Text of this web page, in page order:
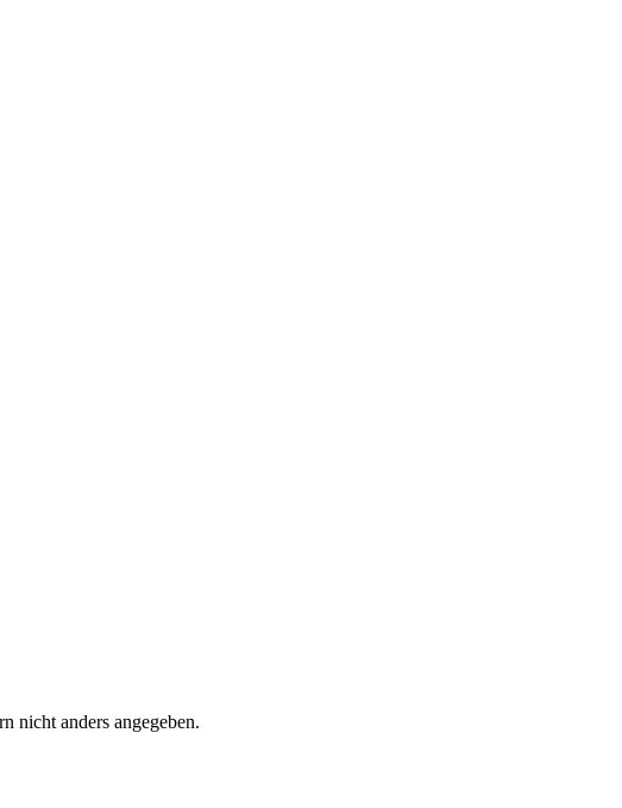
nicht anders angegeben.